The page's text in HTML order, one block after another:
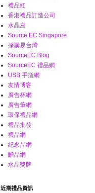
禮品紅
香港禮品訂造公司
水晶座
Source EC Singapore
採購易台灣
SourceEC Blog
SourceEC 禮品網
USB 手指網
友情博客
廣告杯網
廣告筆網
環保禮品網
禮品批發
禮品網
紀念品網
贈品網
水晶獎牌
近期禮品資訊